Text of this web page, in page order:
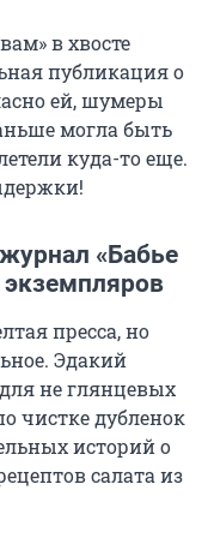
в хвосте
публикация о
ей, шумеры
могла быть
куда-то еще.
«Бабье
пресса, но
Эдакий
не глянцевых
чистке дубленок
историй о
салата из